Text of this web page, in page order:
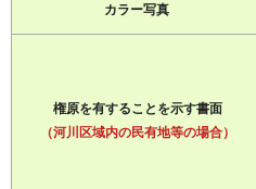
カラー写真
権原を有することを示す書面
（河川区域内の民有地等の場合）